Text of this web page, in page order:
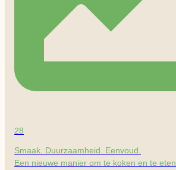
28
Smaak. Duurzaamheid. Eenvoud.
Een nieuwe manier om te koken en te eten